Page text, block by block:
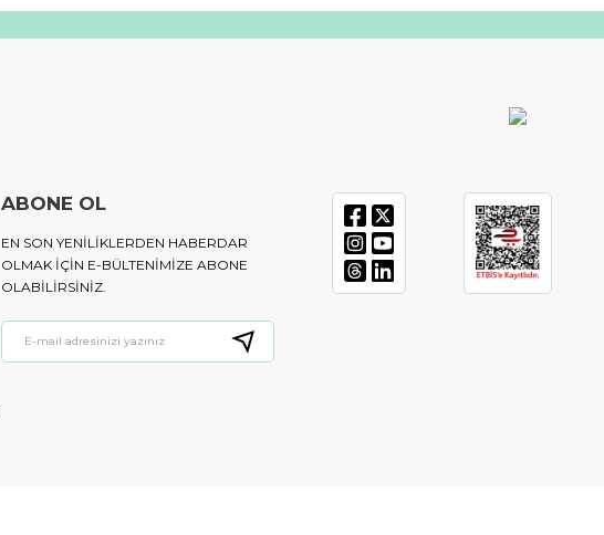
ABONE OL
EN SON YENILIKLERDEN HABERDAR
OLMAK IÇIN E-BÜLTENIMIZE ABONE
OLABILIRSINIZ.